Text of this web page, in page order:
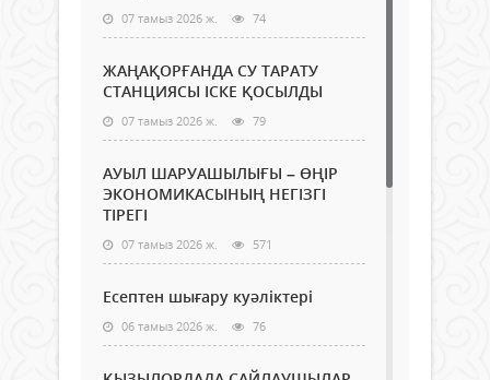
07 тамыз 2026 ж. 74
ЖАҢАҚОРҒАНДА СУ ТАРАТУ
СТАНЦИЯСЫ ІСКЕ ҚОСЫЛДЫ
07 тамыз 2026 ж. 79
АУЫЛ ШАРУАШЫЛЫҒЫ – ӨҢІР
ЭКОНОМИКАСЫНЫҢ НЕГІЗГІ
ТІРЕГІ
07 тамыз 2026 ж. 571
Есептен шығару куәліктері
06 тамыз 2026 ж. 76